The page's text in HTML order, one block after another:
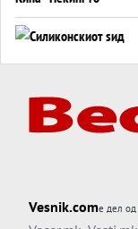
Vesnik.comе дел од